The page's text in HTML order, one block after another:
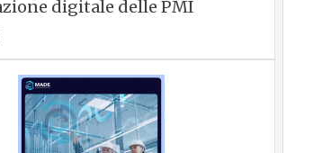
digitale delle PMI